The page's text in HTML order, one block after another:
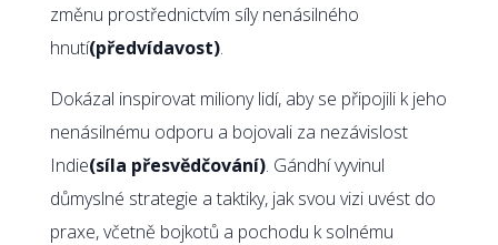
změnu prostřednictvím síly nenásilného
hnutí(předvídavost).
Dokázal inspirovat miliony lidí, aby se připojili k jeho
nenásilnému odporu a bojovali za nezávislost
Indie(síla přesvědčování). Gándhí vyvinul
důmyslné strategie a taktiky, jak svou vizi uvést do
praxe, včetně bojkotů a pochodu k solnému